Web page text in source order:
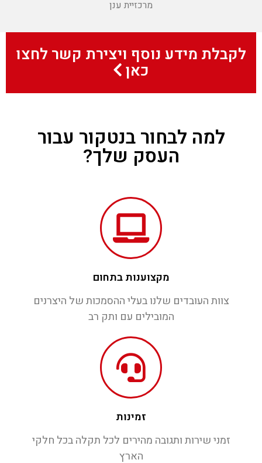
מרכזיית ענן
לקבלת מידע נוסף ויצירת קשר לחצו
כאן
למה לבחור בנטקור עבור
העסק שלך?
מקצוענות בתחום
צוות העובדים שלנו בעלי ההסמכות של היצרנים
המובילים עם ותק רב
זמינות
זמני שירות ותגובה מהירים לכל תקלה בכל חלקי
הארץ